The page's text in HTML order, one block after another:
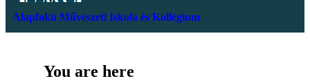
Alapfokú Művészeti Iskola és Kollégium
You are here